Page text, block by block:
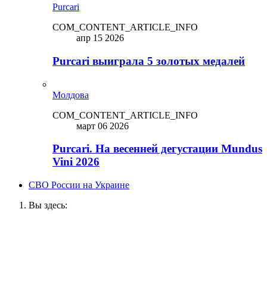
Purcari
COM_CONTENT_ARTICLE_INFO
апр 15 2026
Purcari выиграла 5 золотых медалей
Молдова
COM_CONTENT_ARTICLE_INFO
март 06 2026
Purcari. На весенней дегустации Mundus
Vini 2026
СВО России на Украине
Вы здесь: